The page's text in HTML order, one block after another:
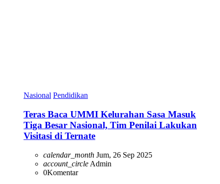
Nasional Pendidikan
Teras Baca UMMI Kelurahan Sasa Masuk
Tiga Besar Nasional, Tim Penilai Lakukan
Visitasi di Ternate
calendar_month Jum, 26 Sep 2025
account_circle Admin
0Komentar